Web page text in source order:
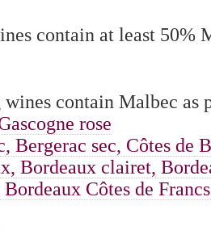
contain at least 50%
contain Malbec as
rose
Bergerac sec, Côtes de
Bordeaux clairet,
Côtes de